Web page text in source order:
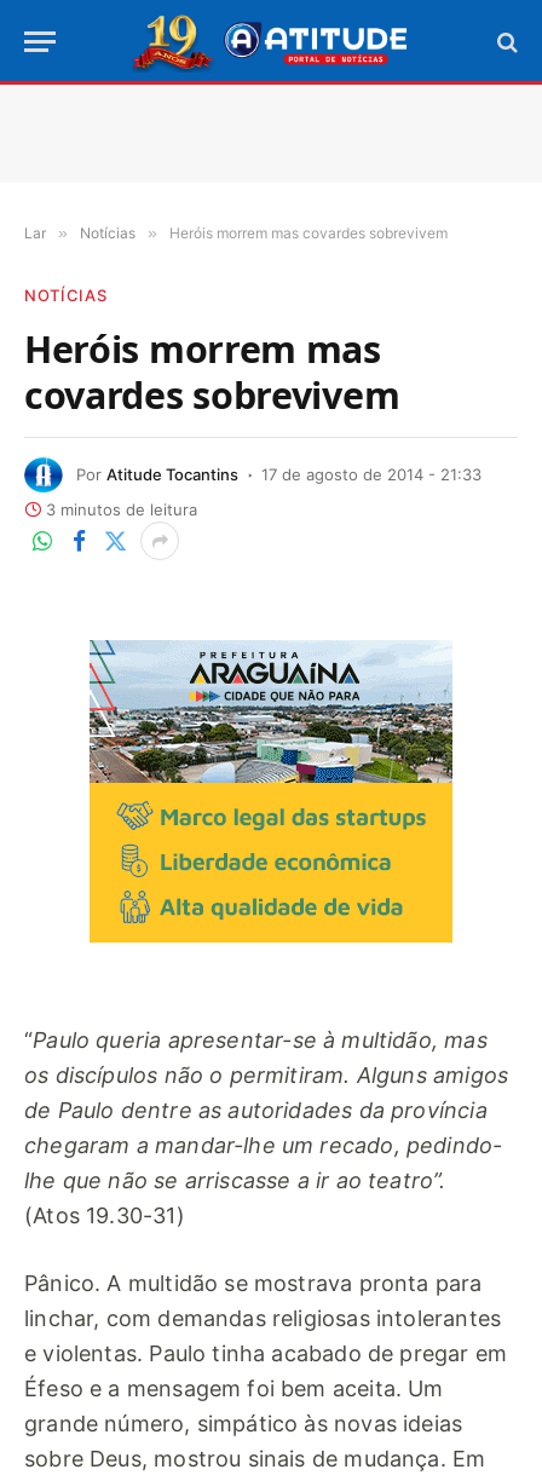
Lar » Notícias » Heróis morrem mas covardes sobrevivem
NOTÍCIAS
Heróis morrem mas
covardes sobrevivem
Por Atitude Tocantins
17 de agosto de 2014 - 21:33
3 minutos de leitura
“Paulo queria apresentar-se à multidão, mas
os discípulos não o permitiram. Alguns amigos
de Paulo dentre as autoridades da província
chegaram a mandar-lhe um recado, pedindo-
lhe que não se arriscasse a ir ao teatro”.
(Atos 19.30-31)
Pânico. A multidão se mostrava pronta para
linchar, com demandas religiosas intolerantes
e violentas. Paulo tinha acabado de pregar em
Éfeso e a mensagem foi bem aceita. Um
grande número, simpático às novas ideias
sobre Deus, mostrou sinais de mudança. Em